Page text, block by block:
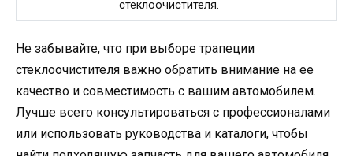
стеклоочистителя.
Не забывайте, что при выборе трапеции
стеклоочистителя важно обратить внимание на ее
качество и совместимость с вашим автомобилем.
Лучше всего консультироваться с профессионалами
или использовать руководства и каталоги, чтобы